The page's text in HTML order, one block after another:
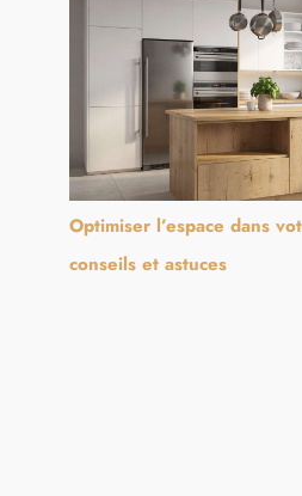
Optimiser l’espace dans
conseils et astuces